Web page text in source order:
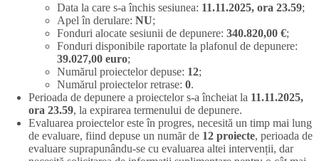
Data la care s-a închis sesiunea: 11.11.2025, ora 23.59;
Apel în derulare: NU;
Fonduri alocate sesiunii de depunere: 340.820,00 €;
Fonduri disponibile raportate la plafonul de depunere:
39.027,00 euro;
Numărul proiectelor depuse: 12;
Numărul proiectelor retrase: 0.
Perioada de depunere a proiectelor s-a încheiat la 11.11.2025,
ora 23.59, la expirarea termenului de depunere.
Evaluarea proiectelor este în progres, necesită un timp mai lung
de evaluare, fiind depuse un număr de 12 proiecte, perioada de
evaluare suprapunându-se cu evaluarea altei intervenții, dar